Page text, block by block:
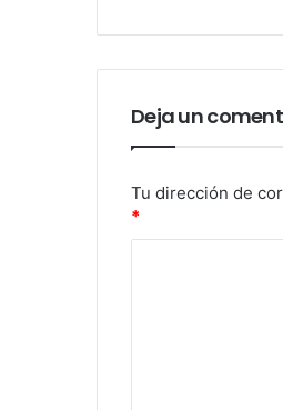
Deja un
Tu dirección de
*